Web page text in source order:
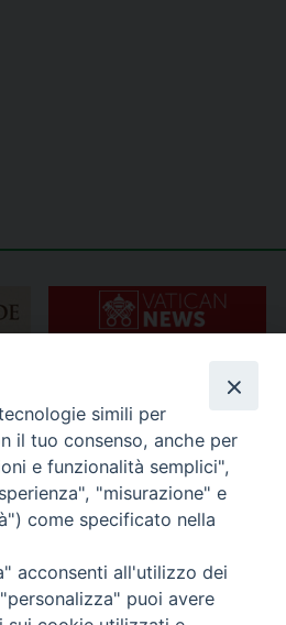
simili per
il tuo consenso, anche per
e funzionalità semplici",
"misurazione" e
come specificato nella
acconsenti all'utilizzo dei
puoi avere